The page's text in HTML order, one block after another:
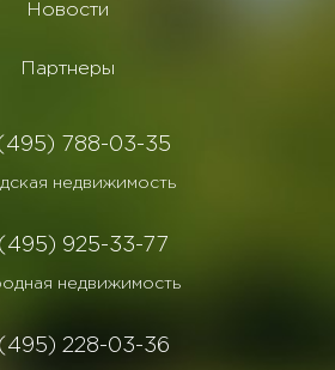
Новости
Партнеры
788-03-35
недвижимость
925-33-77
недвижимость
228-03-36